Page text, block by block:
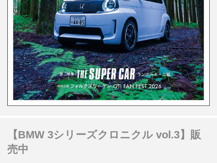
【BMW 3シリーズクロニクル vol.3】販
売中